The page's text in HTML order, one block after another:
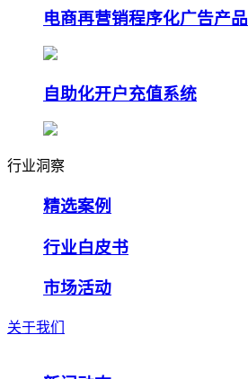
电商再营销程序化广告产品
自助化开户充值系统
行业洞察
精选案例
行业白皮书
市场活动
关于我们